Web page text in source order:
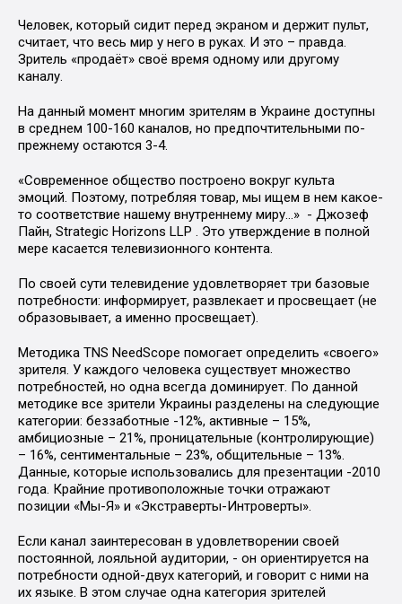
Человек, который сидит перед экраном и держит пульт,
считает, что весь мир у него в руках. И это – правда.
Зритель «продаёт» своё время одному или другому
каналу.
На данный момент многим зрителям в Украине доступны
в среднем 100-160 каналов, но предпочтительными по-
прежнему остаются 3-4.
«Современное общество построено вокруг культа
эмоций. Поэтому, потребляя товар, мы ищем в нем какое-
то соответствие нашему внутреннему миру...» - Джозеф
Пайн, Strategic Horizons LLP . Это утверждение в полной
мере касается телевизионного контента.
По своей сути телевидение удовлетворяет три базовые
потребности: информирует, развлекает и просвещает (не
образовывает, а именно просвещает).
Методика TNS NeedScope помогает определить «своего»
зрителя. У каждого человека существует множество
потребностей, но одна всегда доминирует. По данной
методике все зрители Украины разделены на следующие
категории: беззаботные -12%, активные – 15%,
амбициозные – 21%, проницательные (контролирующие)
– 16%, сентиментальные – 23%, общительные – 13%.
Данные, которые использовались для презентации -2010
года. Крайние противоположные точки отражают
позиции «Мы-Я» и «Экстраверты-Интроверты».
Если канал заинтересован в удовлетворении своей
постоянной, лояльной аудитории, - он ориентируется на
потребности одной-двух категорий, и говорит с ними на
их языке. В этом случае одна категория зрителей